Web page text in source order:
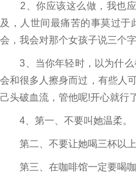
2、你应该这么做，我也应
及，人世间最痛苦的事莫过
会，我会对那个女孩子说三个
3、当你年轻时，以为什么
会和很多人擦身而过，有些人
己头破血流，管他呢!开心就行了
4、第一、不要叫她温柔。
第二、不要让她喝三杯以上
第三、在咖啡馆一定要喝咖